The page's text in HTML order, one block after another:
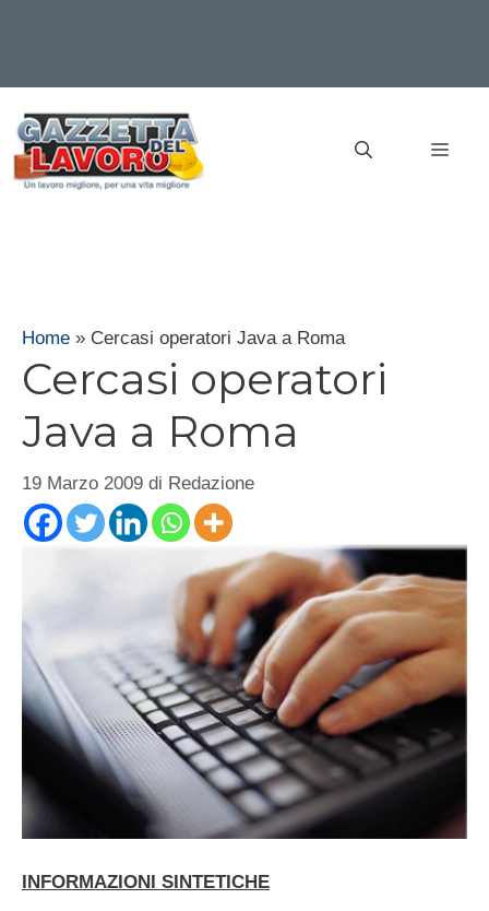
contenuto
Home » Cercasi operatori Java a Roma
Cercasi operatori
Java a Roma
19 Marzo 2009 di Redazione
INFORMAZIONI SINTETICHE